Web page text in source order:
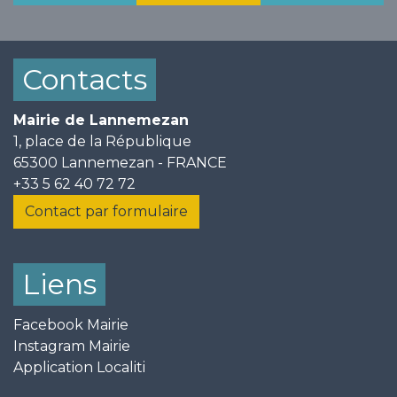
Contacts
Mairie de Lannemezan
1, place de la République
65300 Lannemezan - FRANCE
+33 5 62 40 72 72
Contact par formulaire
Liens
Facebook Mairie
Instagram Mairie
Application Localiti